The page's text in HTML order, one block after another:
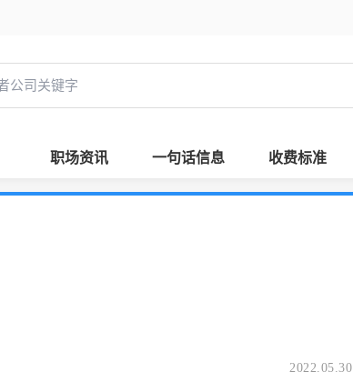
职场资讯 一句话信息 收费标准
2022.05.30